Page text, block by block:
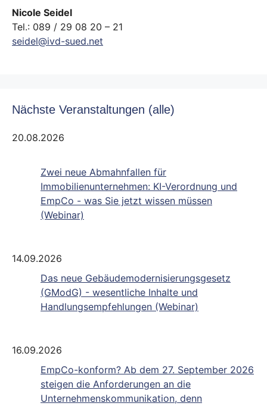
Nicole Seidel
Tel.: 089 / 29 08 20 – 21
seidel@ivd-sued.net
Nächste Veranstaltungen (alle)
20.08.2026
Zwei neue Abmahnfallen für
Immobilienunternehmen: KI-Verordnung und
EmpCo - was Sie jetzt wissen müssen
(Webinar)
14.09.2026
Das neue Gebäudemodernisierungsgesetz
(GModG) - wesentliche Inhalte und
Handlungsempfehlungen (Webinar)
16.09.2026
EmpCo-konform? Ab dem 27. September 2026
steigen die Anforderungen an die
Unternehmenskommunikation, denn